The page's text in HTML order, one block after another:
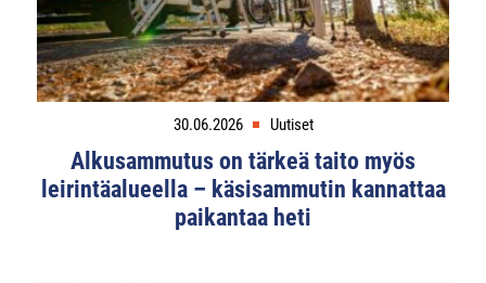
30.06.2026 Uutiset
Alkusammutus on tärkeä taito myös
leirintäalueella – käsisammutin kannattaa
paikantaa heti